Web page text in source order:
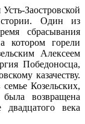
Заостровской
Один из
сбрасывания
котором горели
Алексеем
Победоносца,
казачеству.
Козельских,
возвращена
века